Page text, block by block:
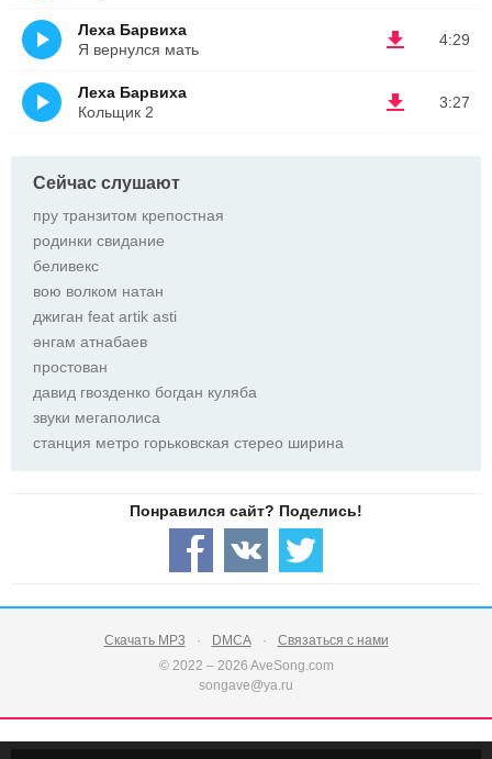
4:29
Леха Барвиха
Я вернулся мать
3:27
Леха Барвиха
Кольщик 2
Сейчас слушают
пру транзитом крепостная
родинки свидание
беливекс
вою волком натан
джиган feat artik asti
әнгам атнабаев
простован
давид гвозденко богдан куляба
звуки мегаполиса
станция метро горьковская стерео ширина
Скачать MP3 DMCA
Связаться с нами
© 2022 – 2026 AveSong.com
songave@ya.ru